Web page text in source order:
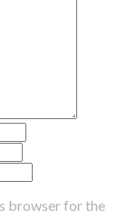
browser for the